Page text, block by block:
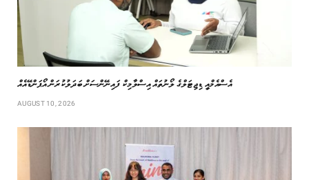
އެސްއެމްއީ ޑިޖިޓަލްގެ ލޯނުތައް އިސްލާމިކް ފައިނޭންސަށް ބަދަލުކުރަން އޯޕަންޑޭއެއް
AUGUST 10, 2026